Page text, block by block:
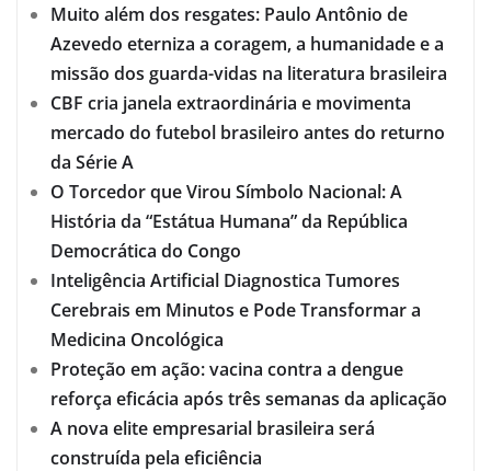
Muito além dos resgates: Paulo Antônio de
Azevedo eterniza a coragem, a humanidade e a
missão dos guarda-vidas na literatura brasileira
CBF cria janela extraordinária e movimenta
mercado do futebol brasileiro antes do returno
da Série A
O Torcedor que Virou Símbolo Nacional: A
História da “Estátua Humana” da República
Democrática do Congo
Inteligência Artificial Diagnostica Tumores
Cerebrais em Minutos e Pode Transformar a
Medicina Oncológica
Proteção em ação: vacina contra a dengue
reforça eficácia após três semanas da aplicação
A nova elite empresarial brasileira será
construída pela eficiência